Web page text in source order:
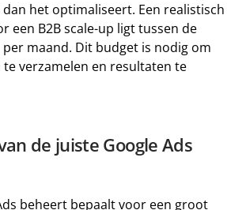
het optimaliseert. Een realistisch
per maand. Dit budget is nodig om
verzamelen en resultaten te
de juiste Google Ads
beheert bepaalt voor een groot